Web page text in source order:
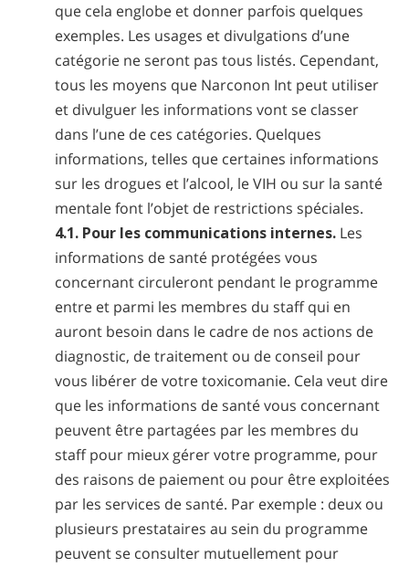
que cela englobe et donner parfois quelques
exemples. Les usages et divulgations d’une
catégorie ne seront pas tous listés. Cependant,
tous les moyens que Narconon Int peut utiliser
et divulguer les informations vont se classer
dans l’une de ces catégories. Quelques
informations, telles que certaines informations
sur les drogues et l’alcool, le VIH ou sur la santé
mentale font l’objet de restrictions spéciales.
4.1. Pour les communications internes. Les
informations de santé protégées vous
concernant circuleront pendant le programme
entre et parmi les membres du staff qui en
auront besoin dans le cadre de nos actions de
diagnostic, de traitement ou de conseil pour
vous libérer de votre toxicomanie. Cela veut dire
que les informations de santé vous concernant
peuvent être partagées par les membres du
staff pour mieux gérer votre programme, pour
des raisons de paiement ou pour être exploitées
par les services de santé. Par exemple : deux ou
plusieurs prestataires au sein du programme
peuvent se consulter mutuellement pour